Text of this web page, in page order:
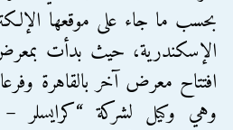
الإسكندرية، حيث بدأت
افتتاح معرض آخر بالقاهرة
وهي وكيل لشركة “كرايسلر